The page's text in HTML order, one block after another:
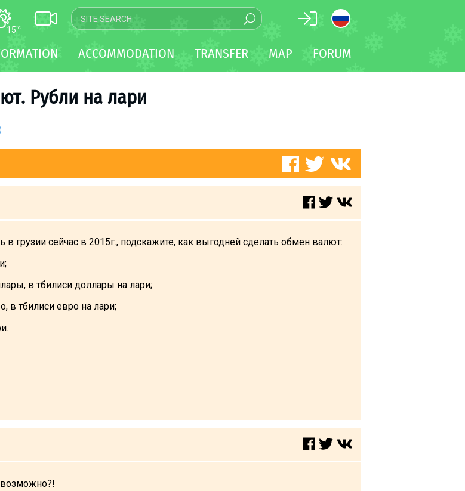
15°C
ACCOMMODATION TRANSFER MAP FORUM
Рубли на лари
грузии сейчас в 2015г., подскажите, как выгодней сделать обмен валют:
в тбилиси доллары на лари;
в тбилиси евро на лари;
возможно?!